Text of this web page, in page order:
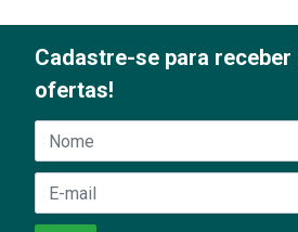
Cadastre-se para receber
ofertas!